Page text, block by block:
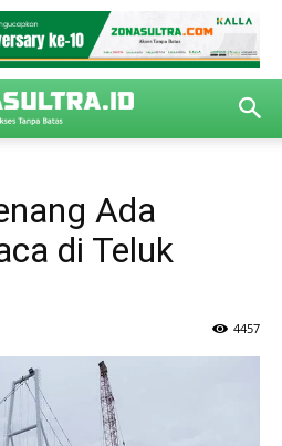
Ada
di Teluk
4457